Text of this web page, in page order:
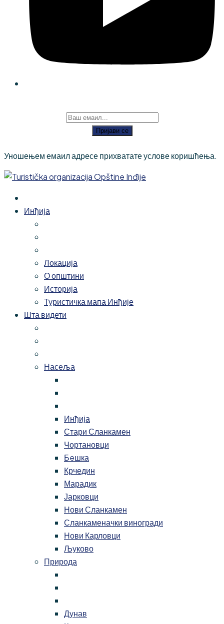
Пријави се
Уношењем емаил адресе прихватате услове коришћења.
Инђија
Локација
О општини
Историја
Туристичка мапа Инђије
Шта видети
Насеља
Инђија
Стари Сланкамен
Чортановци
Бeшка
Крчедин
Марадик
Јарковци
Нови Сланкамен
Сланкаменачки виногради
Нови Карловци
Љуково
Природа
Дунав